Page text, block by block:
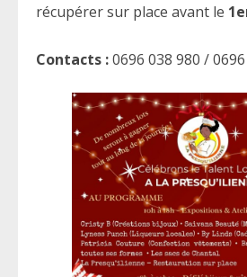
récupérer sur place avant le
Contacts :0696 038 980 /